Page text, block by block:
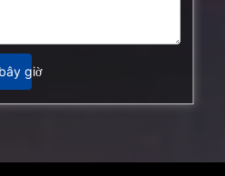
giờ